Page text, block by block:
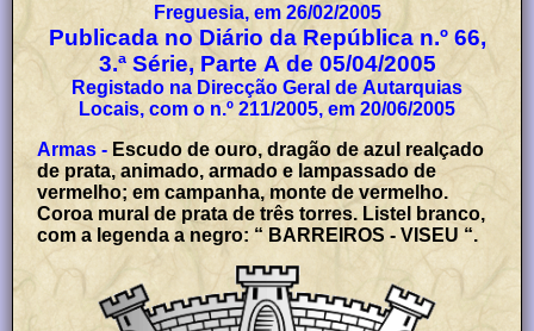
Freguesia, em 26/02/2005
Publicada no Diário da República n.º 66,
3.ª Série, Parte A de 05/04/2005
Registado na Direcção Geral de Autarquias
Locais, com o n.º 211/2005, em 20/06/2005
Armas - Escudo de ouro, dragão de azul realçado
de prata, animado, armado e lampassado de
vermelho; em campanha, monte de vermelho.
Coroa mural de prata de três torres. Listel branco,
com a legenda a negro: “ BARREIROS - VISEU “.